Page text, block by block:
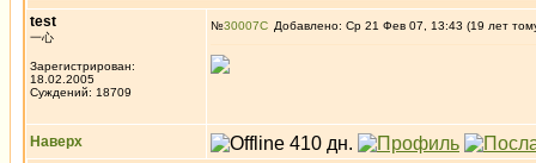
test
一心
Зарегистрирован:
18.02.2005
Суждений: 18709
№30007 Добавлено: Ср 21 Фев 07, 13:43 (19 лет
Наверх